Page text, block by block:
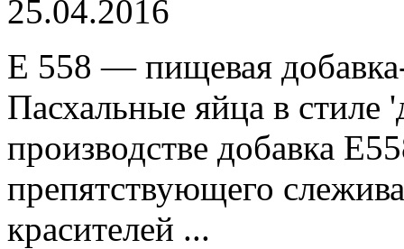
25.04.2016
E 558 — пищевая
Пасхальные яйца в
производстве добавка
препятствующего
красителей ...